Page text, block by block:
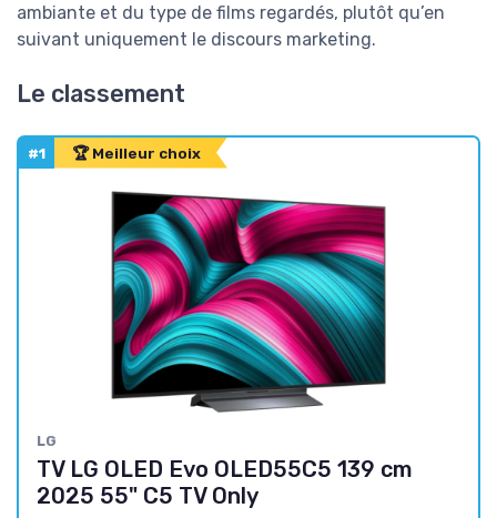
ambiante et du type de films regardés, plutôt qu’en
suivant uniquement le discours marketing.
Le classement
#1 🏆 Meilleur choix
LG
TV LG OLED Evo OLED55C5 139 cm
2025 55" C5 TV Only